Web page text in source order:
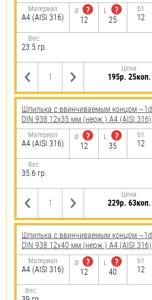
Материал
A4 (AISI 316)
Ø
?
12
L
?
25
b1
12
Вес:
23.5 гр.
Цена:
195р. 25коп.
Шпилька c ввинчиваемым концом ~1d
DIN 938 12х35 мм (нерж.) A4 (AISI 316)
Материал
A4 (AISI 316)
Ø
?
12
L
?
35
b1
12
Вес:
35.6 гр.
Цена:
229р. 63коп.
Шпилька c ввинчиваемым концом ~1d
DIN 938 12х40 мм (нерж.) A4 (AISI 316)
Материал
A4 (AISI 316)
Ø
?
12
L
?
40
b1
12
Вес: